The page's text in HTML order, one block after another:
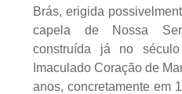
Brás, erigida
capela de Nossa
construída já no
Imaculado Coração de
anos, concretamente em